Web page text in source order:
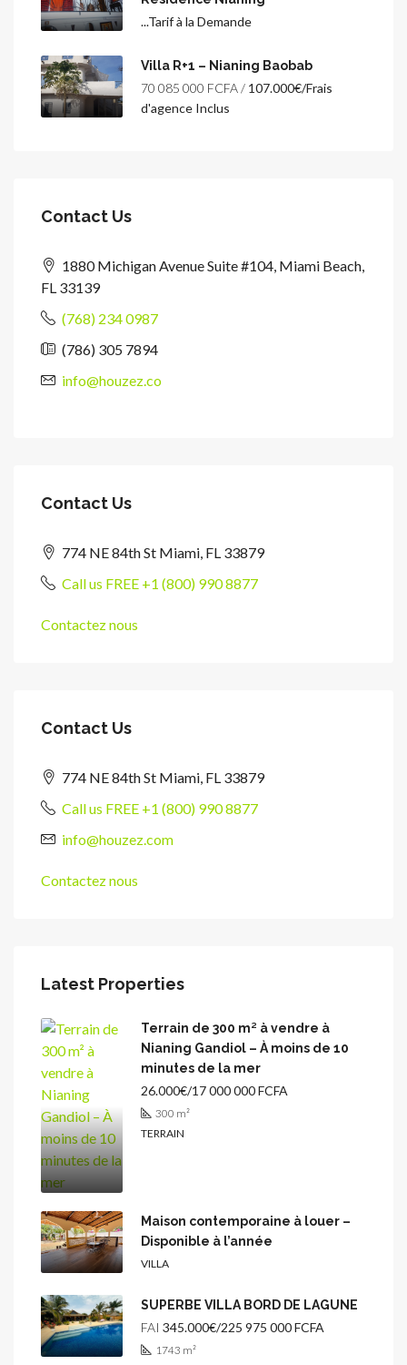
...Tarif à la Demande
Villa R+1 – Nianing Baobab
70 085 000 FCFA / 107.000€/Frais
d'agence Inclus
Contact Us
1880 Michigan Avenue Suite #104, Miami Beach,
FL 33139
(768) 234 0987
(786) 305 7894
info@houzez.co
Contact Us
774 NE 84th St Miami, FL 33879
Call us FREE +1 (800) 990 8877
Contactez nous
Contact Us
774 NE 84th St Miami, FL 33879
Call us FREE +1 (800) 990 8877
info@houzez.com
Contactez nous
Latest Properties
Terrain de 300 m² à vendre à
Nianing Gandiol – À moins de 10
minutes de la mer
26.000€/17 000 000 FCFA
300 m²
TERRAIN
Maison contemporaine à louer –
Disponible à l’année
VILLA
SUPERBE VILLA BORD DE LAGUNE
FAI 345.000€/225 975 000 FCFA
1743 m²